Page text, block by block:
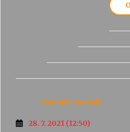
Anonym napsal:
28. 7. 2021 (12:50)